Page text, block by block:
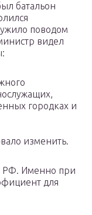
батальон
поводом
видел
городках и
изменить.
РФ. Именно при
для